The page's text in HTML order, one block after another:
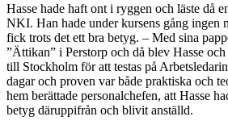
Hasse hade haft ont i ryggen och läste då
NKI. Han hade under kursens gång ingen
fick trots det ett bra betyg. – Med sina
”Ättikan” i Perstorp och då blev Hasse och
till Stockholm för att testas på
dagar och proven var både praktiska och
hem berättade personalchefen, att Hasse
betyg däruppifrån och blivit anställd.